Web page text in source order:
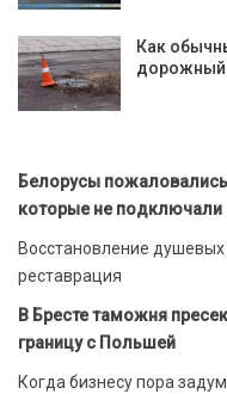
Как
дорожный
Белорусы
которые не подключали
Восстановление
реставрация
В Бресте таможня
границу с Польшей
Когда бизнесу пора